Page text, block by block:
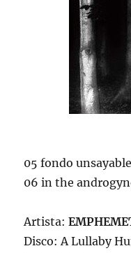
05 fondo unsayable
06 in the
Artista:
Disco: A Lullaby